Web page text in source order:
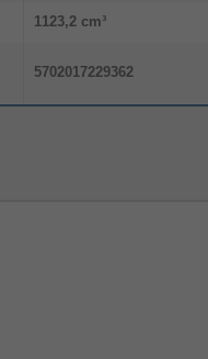
1123,2 cm³
5702017229362